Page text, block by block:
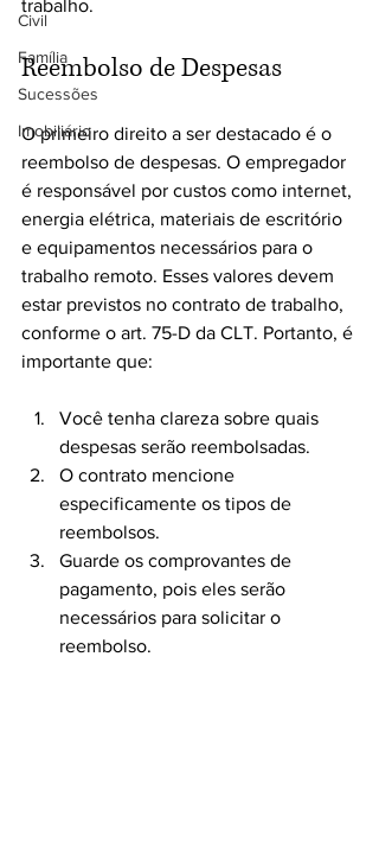
Civil
Família
Sucessões
Imobiliário
trabalho.
Reembolso de Despesas
O primeiro direito a ser destacado é o
reembolso de despesas. O empregador
é responsável por custos como internet,
energia elétrica, materiais de escritório
e equipamentos necessários para o
trabalho remoto. Esses valores devem
estar previstos no contrato de trabalho,
conforme o art. 75-D da CLT. Portanto, é
importante que:
Você tenha clareza sobre quais
despesas serão reembolsadas.
O contrato mencione
especificamente os tipos de
reembolsos.
Guarde os comprovantes de
pagamento, pois eles serão
necessários para solicitar o
reembolso.